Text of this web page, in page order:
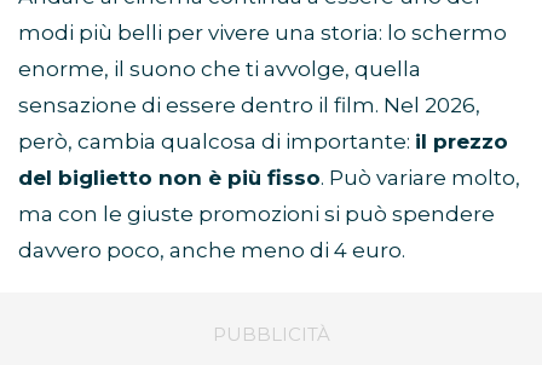
modi più belli per vivere una storia: lo schermo
enorme, il suono che ti avvolge, quella
sensazione di essere dentro il film. Nel 2026,
però, cambia qualcosa di importante: il prezzo
del biglietto non è più fisso. Può variare molto,
ma con le giuste promozioni si può spendere
davvero poco, anche meno di 4 euro.